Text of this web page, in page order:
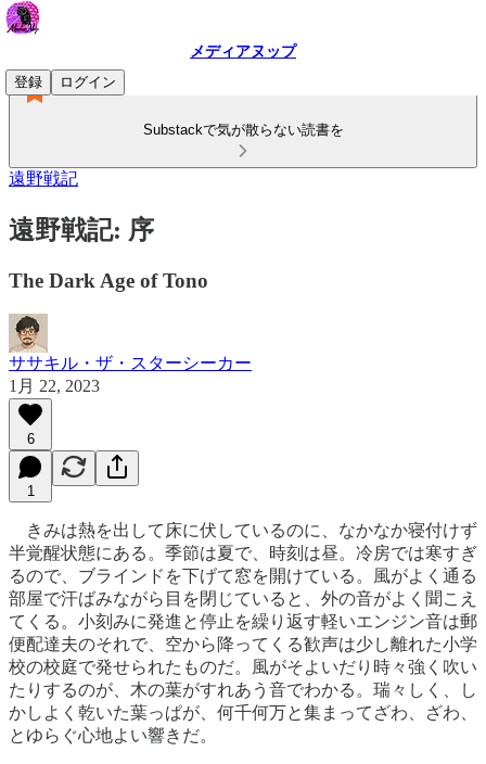
メディアヌップ
登録
ログイン
Substackで気が散らない読書を
遠野戦記
遠野戦記: 序
The Dark Age of Tono
ササキル・ザ・スターシーカー
1月 22, 2023
6
1
きみは熱を出して床に伏しているのに、なかなか寝付けず
半覚醒状態にある。季節は夏で、時刻は昼。冷房では寒すぎ
るので、ブラインドを下げて窓を開けている。風がよく通る
部屋で汗ばみながら目を閉じていると、外の音がよく聞こえ
てくる。小刻みに発進と停止を繰り返す軽いエンジン音は郵
便配達夫のそれで、空から降ってくる歓声は少し離れた小学
校の校庭で発せられたものだ。風がそよいだり時々強く吹い
たりするのが、木の葉がすれあう音でわかる。瑞々しく、し
かしよく乾いた葉っぱが、何千何万と集まってざわ、ざわ、
とゆらぐ心地よい響きだ。